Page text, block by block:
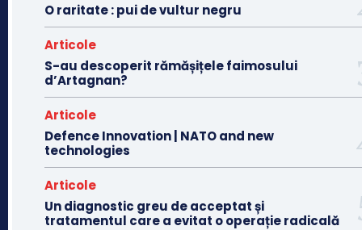
O raritate : pui de vultur negru
Articole
S-au descoperit rămășițele faimosului
d’Artagnan?
Articole
Defence Innovation | NATO and new
technologies
Articole
Un diagnostic greu de acceptat și
tratamentul care a evitat o operație radicală